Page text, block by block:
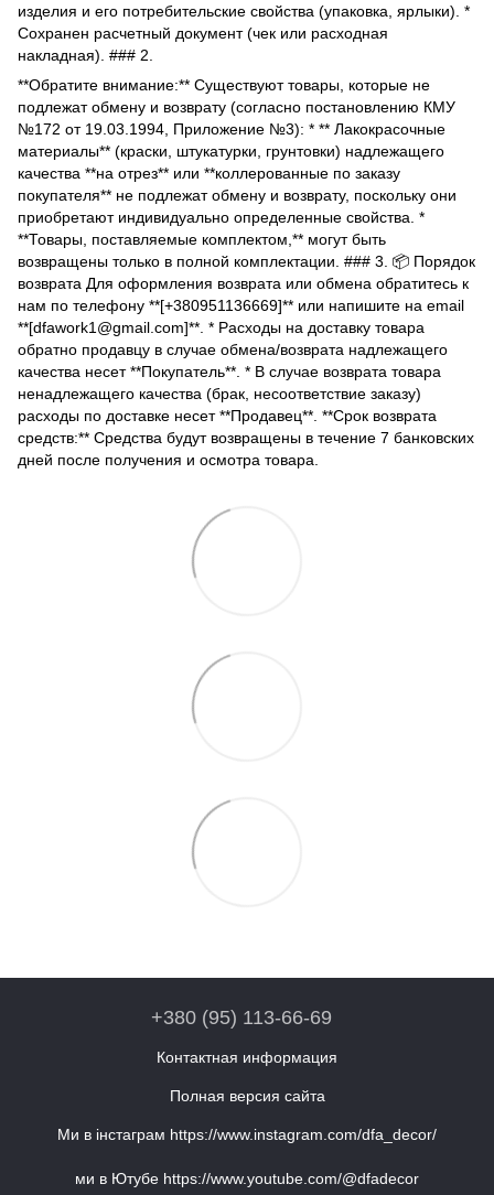
изделия и его потребительские свойства (упаковка, ярлыки). *
Сохранен расчетный документ (чек или расходная
накладная). ### 2.
**Обратите внимание:** Существуют товары, которые не
подлежат обмену и возврату (согласно постановлению КМУ
№172 от 19.03.1994, Приложение №3): * ** Лакокрасочные
материалы** (краски, штукатурки, грунтовки) надлежащего
качества **на отрез** или **коллерованные по заказу
покупателя** не подлежат обмену и возврату, поскольку они
приобретают индивидуально определенные свойства. *
**Товары, поставляемые комплектом,** могут быть
возвращены только в полной комплектации. ### 3. 📦 Порядок
возврата Для оформления возврата или обмена обратитесь к
нам по телефону **[+380951136669]** или напишите на email
**[dfawork1@gmail.com]**. * Расходы на доставку товара
обратно продавцу в случае обмена/возврата надлежащего
качества несет **Покупатель**. * В случае возврата товара
ненадлежащего качества (брак, несоответствие заказу)
расходы по доставке несет **Продавец**. **Срок возврата
средств:** Средства будут возвращены в течение 7 банковских
дней после получения и осмотра товара.
+380 (95) 113-66-69
Контактная информация
Полная версия сайта
Ми в інстаграм https://www.instagram.com/dfa_decor/
ми в Ютубе https://www.youtube.com/@dfadecor